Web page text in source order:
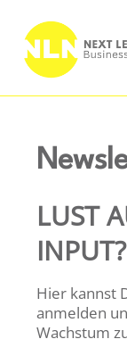
LUST
INPUT?
Hier kannst
anmelden
Wachstum